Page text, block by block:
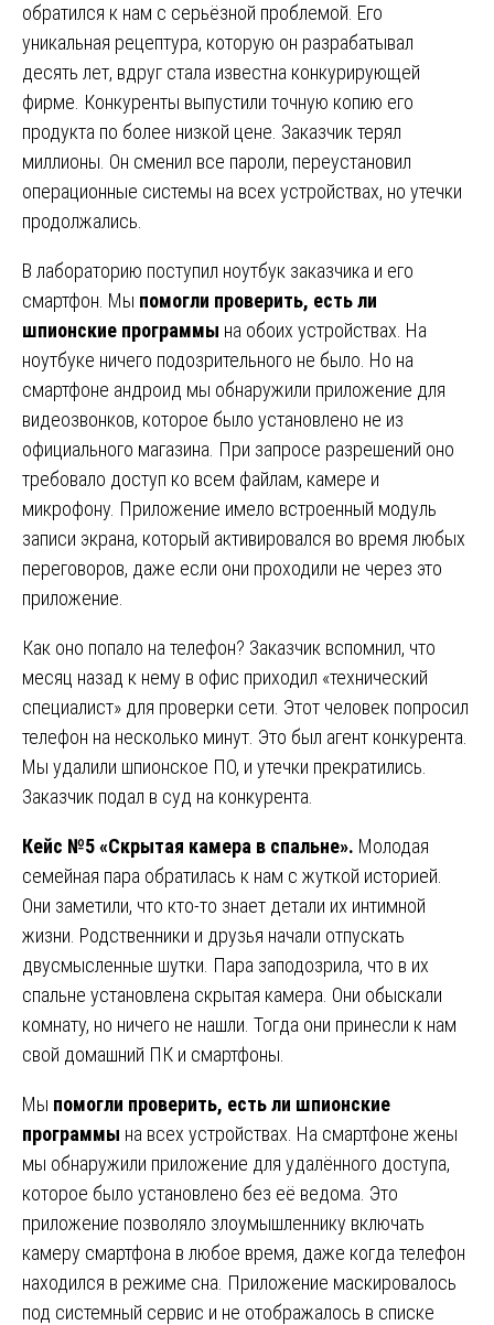
обратился к нам с серьёзной проблемой. Его
уникальная рецептура, которую он разрабатывал
десять лет, вдруг стала известна конкурирующей
фирме. Конкуренты выпустили точную копию его
продукта по более низкой цене. Заказчик терял
миллионы. Он сменил все пароли, переустановил
операционные системы на всех устройствах, но утечки
продолжались.
В лабораторию поступил ноутбук заказчика и его
смартфон. Мы помогли проверить, есть ли
шпионские программы на обоих устройствах. На
ноутбуке ничего подозрительного не было. Но на
смартфоне андроид мы обнаружили приложение для
видеозвонков, которое было установлено не из
официального магазина. При запросе разрешений оно
требовало доступ ко всем файлам, камере и
микрофону. Приложение имело встроенный модуль
записи экрана, который активировался во время любых
переговоров, даже если они проходили не через это
приложение.
Как оно попало на телефон? Заказчик вспомнил, что
месяц назад к нему в офис приходил «технический
специалист» для проверки сети. Этот человек попросил
телефон на несколько минут. Это был агент конкурента.
Мы удалили шпионское ПО, и утечки прекратились.
Заказчик подал в суд на конкурента.
Кейс №5 «Скрытая камера в спальне». Молодая
семейная пара обратилась к нам с жуткой историей.
Они заметили, что кто-то знает детали их интимной
жизни. Родственники и друзья начали отпускать
двусмысленные шутки. Пара заподозрила, что в их
спальне установлена скрытая камера. Они обыскали
комнату, но ничего не нашли. Тогда они принесли к нам
свой домашний ПК и смартфоны.
Мы помогли проверить, есть ли шпионские
программы на всех устройствах. На смартфоне жены
мы обнаружили приложение для удалённого доступа,
которое было установлено без её ведома. Это
приложение позволяло злоумышленнику включать
камеру смартфона в любое время, даже когда телефон
находился в режиме сна. Приложение маскировалось
под системный сервис и не отображалось в списке